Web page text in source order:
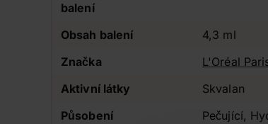
balení
Obsah balení
4,3 ml
Značka
L'Oréal
Aktivní látky
Skvalan
Působení
Pečující,